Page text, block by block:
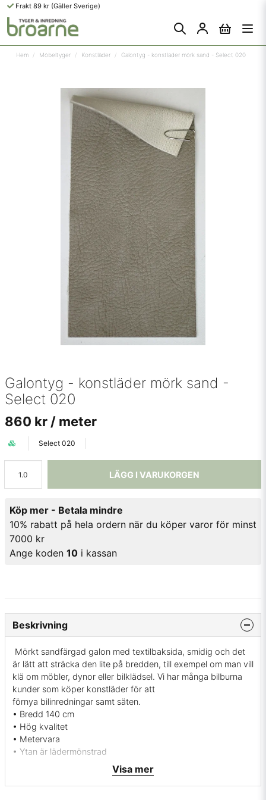
Frakt 89 kr (Gäller Sverige)
Hem Möbeltyger Konstläder Galontyg - konstläder mörk sand - Select 020
Galontyg - konstläder mörk sand -
Select 020
860 kr / meter
Select 020
LÄGG I VARUKORGEN
Köp mer - Betala mindre
10% rabatt på hela ordern när du köper varor för minst
7000 kr
Ange koden 10 i kassan
Beskrivning
Mörkt sandfärgad galon med textilbaksida, smidig och det
är lätt att sträcka den lite på bredden, till exempel om man vill
klä om möbler, dynor eller bilklädsel. Vi har många bilburna
kunder som köper konstläder för att
förnya bilinredningar samt säten.
• Bredd 140 cm
• Hög kvalitet
• Metervara
• Ytan är lädermönstrad
• Kvalitet: 79% ftalatfri pvc, 21% bomull
• Tjocklek 1,37 mm
Visa mer